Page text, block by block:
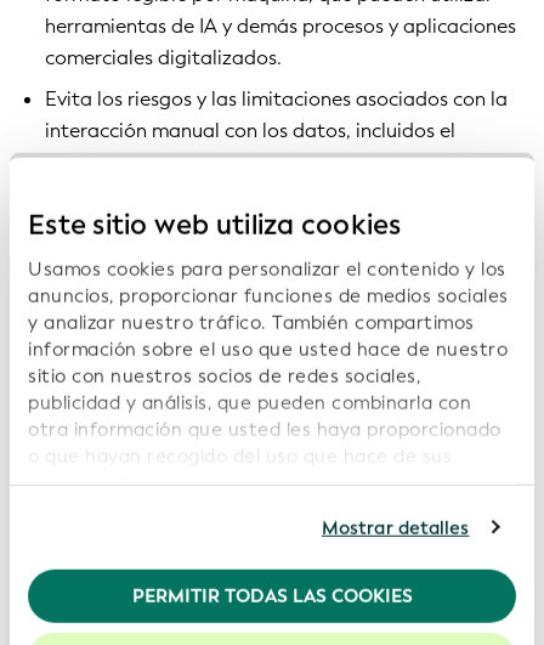
Este sitio web utiliza cookies
Usamos cookies para personalizar el contenido y los
anuncios, proporcionar funciones de medios sociales
y analizar nuestro tráfico. También compartimos
información sobre el uso que usted hace de nuestro
sitio con nuestros socios de redes sociales,
publicidad y análisis, que pueden combinarla con
otra información que usted les haya proporcionado
o que hayan recogido del uso que hace de sus
servicios. Si continúa usando nuestro sitio web,
Política de
privacidad.
Recomendamos mantener activadas las cookies
para mejorar la experiencia en nuestro sitio web.
Mostrar detalles
PERMITIR TODAS LAS COOKIES
herramientas de IA y demás procesos y aplicaciones
comerciales digitalizados.
Evita los riesgos y las limitaciones asociados con la
interacción manual con los datos, incluidos el
tiempo, la ineficiencia, los errores humanos y los
categorización mejorada de las entidades legales, la
herramienta promueve mayores comprensión y
transparencia en el mercado global. Funciona con el
LEI para crear un conjunto de datos coherente a
escala mundial.